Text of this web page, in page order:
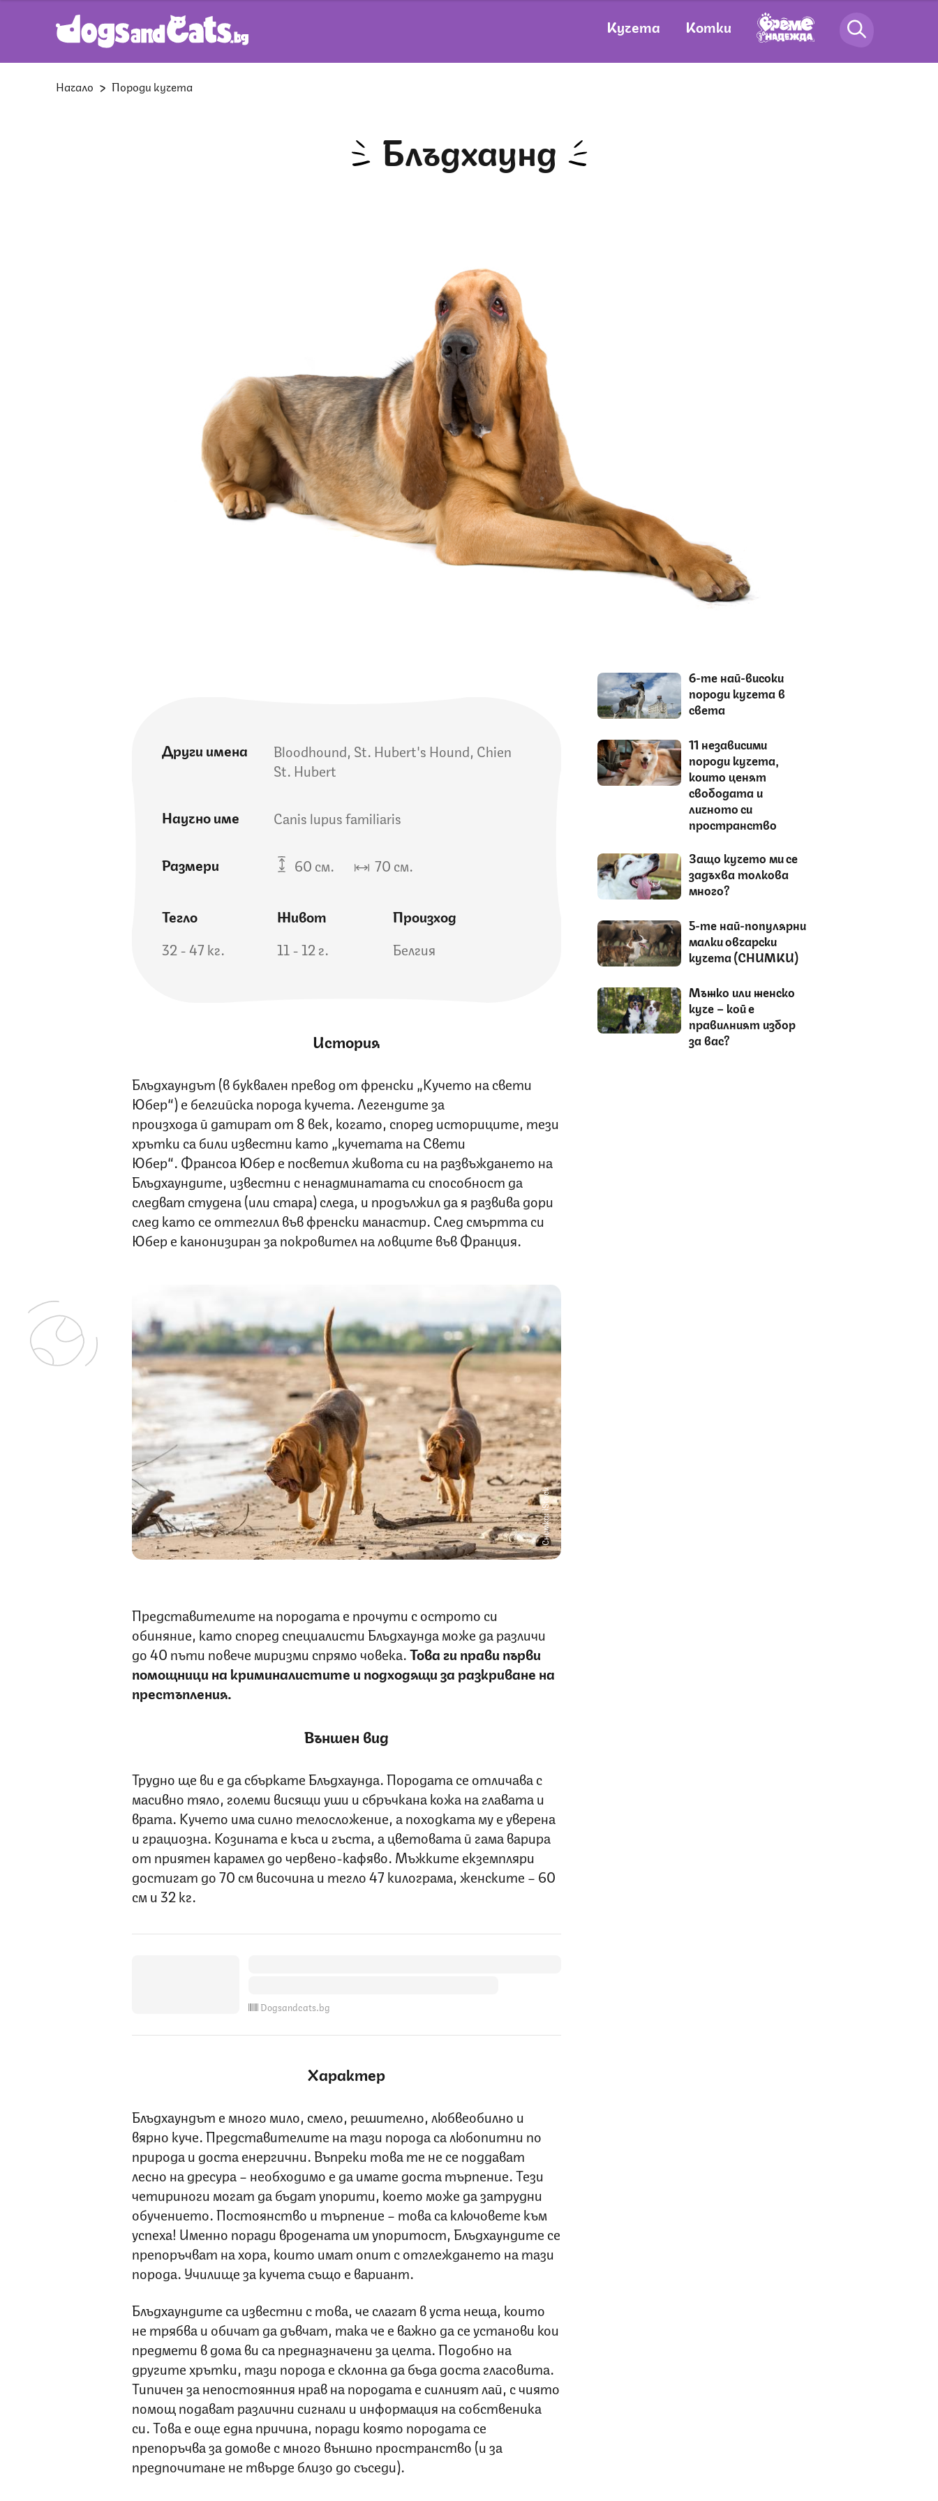
Кучета Котки
Начало Породи кучета
Блъдхаунд
Други имена
Bloodhound, St. Hubert's Hound, Chien
St. Hubert
Научно име Canis lupus familiaris
Размери 60 см. 70 см.
Тегло
32 - 47 кг.
Живот
11 - 12 г.
Произход
Белгия
История
Блъдхаундът (в буквален превод от френски „Кучето на свети
Юбер“) е белгийска порода кучета. Легендите за
произхода й датират от 8 век, когато, според историците, тези
хрътки са били известни като „кучетата на Свети
Юбер“. Франсоа Юбер е посветил живота си на развъждането на
Блъдхаундите, известни с ненадминатата си способност да
следват студена (или стара) следа, и продължил да я развива дори
след като се оттеглил във френски манастир. След смъртта си
Юбер е канонизиран за покровител на ловците във Франция.
Снимка: iStock
Представителите на породата е прочути с острото си
обиняние, като според специалисти Блъдхаунда може да различи
до 40 пъти повече миризми спрямо човека.Това ги прави първи
помощници на криминалистите и подходящи за разкриване на
престъпления.
Външен вид
Трудно ще ви е да сбъркате Блъдхаунда. Породата се отличава с
масивно тяло, големи висящи уши и сбръчкана кожа на главата и
врата. Кучето има силно телосложение, а походката му е уверена
и грациозна. Козината е къса и гъста, а цветовата й гама варира
от приятен карамел до червено-кафяво. Мъжките екземпляри
достигат до 70 см височина и тегло 47 килограма, женските – 60
см и 32 кг.
Dogsandcats.bg
Характер
Блъдхаундът е много мило, смело, решително, любвеобилно и
вярно куче. Представителите на тази порода са любопитни по
природа и доста енергични. Въпреки това те не се поддават
лесно на дресура – необходимо е да имате доста търпение. Тези
четириноги могат да бъдат упорити, което може да затрудни
обучението. Постоянство и търпение – това са ключовете към
успеха! Именно поради вродената им упоритост, Блъдхаундите се
препоръчват на хора, които имат опит с отглеждането на тази
порода. Училище за кучета също е вариант.
Блъдхаундите са известни с това, че слагат в уста неща, които
не трябва и обичат да дъвчат, така че е важно да се установи кои
предмети в дома ви са предназначени за целта. Подобно на
другите хрътки, тази порода е склонна да бъда доста гласовита.
Типичен за непостоянния нрав на породата е силният лай, с чиято
помощ подават различни сигнали и информация на собственика
си. Това е още една причина, поради която породата се
препоръчва за домове с много външно пространство (и за
предпочитане не твърде близо до съседи).
6-те най-високи
породи кучета в
света
11 независими
породи кучета,
които ценят
свободата и
личното си
пространство
Защо кучето ми се
задъхва толкова
много?
5-те най-популярни
малки овчарски
кучета (СНИМКИ)
Мъжко или женско
куче – кой е
правилният избор
за вас?